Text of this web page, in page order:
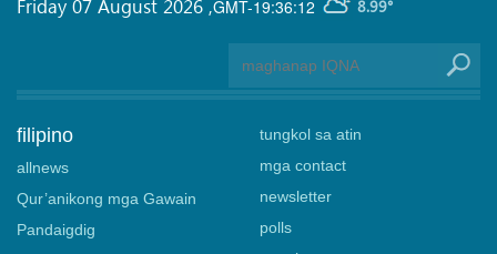
GMT-19:36:12 8.99°
Friday 07 August 2026 ,
filipino
allnews
Qur’anikong mga Gawain
Pandaigdig
tungkol sa atin
mga contact
newsletter
polls